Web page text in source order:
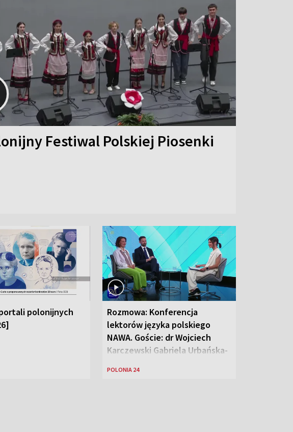
Festiwal Polskiej Piosenki
polonijnych
Rozmowa: Konferencja
lektorów języka polskiego
NAWA. Goście: dr Wojciech
Karczewski Gabriela Urbańska-
POLONIA 24